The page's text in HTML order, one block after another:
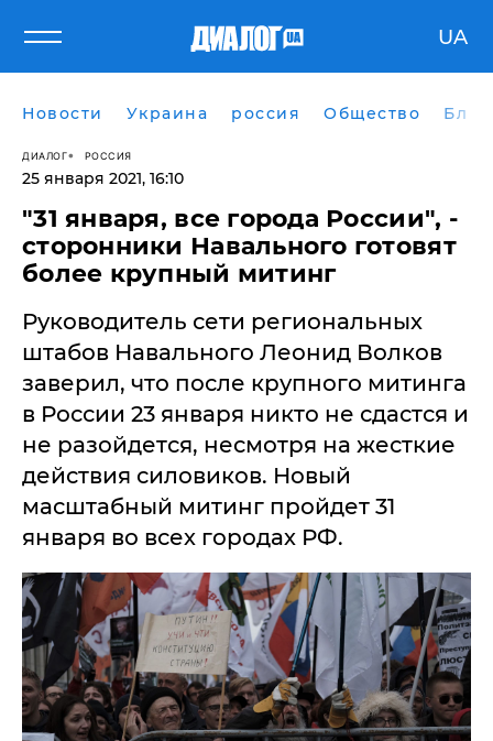
UA
Новости Украина россия Общество
ДИАЛОГ РОССИЯ
25 января 2021, 16:10
"31 января, все города России", -
сторонники Навального готовят
более крупный митинг
Руководитель сети региональных
штабов Навального Леонид Волков
заверил, что после крупного митинга
в России 23 января никто не сдастся и
не разойдется, несмотря на жесткие
действия силовиков. Новый
масштабный митинг пройдет 31
января во всех городах РФ.